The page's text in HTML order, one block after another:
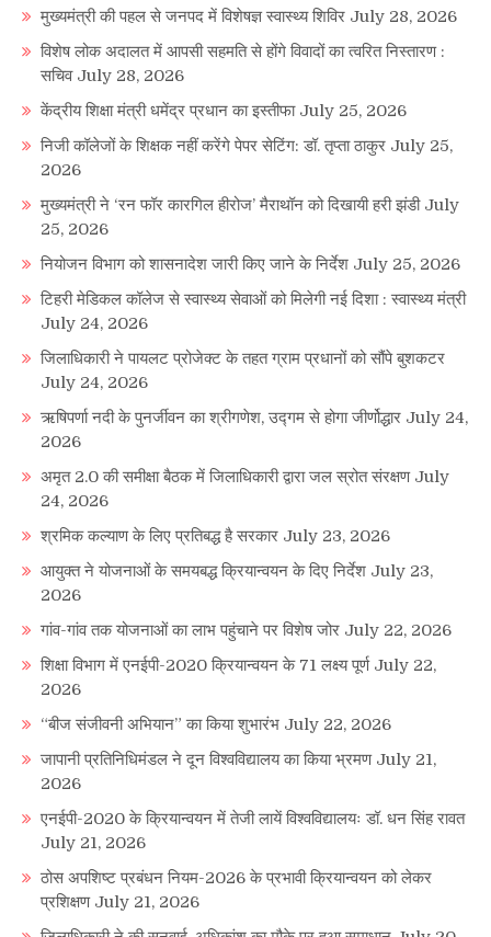
मुख्यमंत्री की पहल से जनपद में विशेषज्ञ स्वास्थ्य शिविर July 28, 2026
विशेष लोक अदालत में आपसी सहमति से होंगे विवादों का त्वरित निस्तारण :
सचिव July 28, 2026
केंद्रीय शिक्षा मंत्री धमेंद्र प्रधान का इस्तीफा July 25, 2026
निजी कॉलेजों के शिक्षक नहीं करेंगे पेपर सेटिंग: डॉ. तृप्ता ठाकुर July 25,
2026
मुख्यमंत्री ने ‘रन फॉर कारगिल हीरोज’ मैराथॉन को दिखायी हरी झंडी July
25, 2026
नियोजन विभाग को शासनादेश जारी किए जाने के निर्देश July 25, 2026
टिहरी मेडिकल कॉलेज से स्वास्थ्य सेवाओं को मिलेगी नई दिशा : स्वास्थ्य मंत्री
July 24, 2026
जिलाधिकारी ने पायलट प्रोजेक्ट के तहत ग्राम प्रधानों को सौंपे बुशकटर
July 24, 2026
ऋषिपर्णा नदी के पुनर्जीवन का श्रीगणेश, उद्गम से होगा जीर्णोद्धार July 24,
2026
अमृत 2.0 की समीक्षा बैठक में जिलाधिकारी द्वारा जल स्रोत संरक्षण July
24, 2026
श्रमिक कल्याण के लिए प्रतिबद्ध है सरकार July 23, 2026
आयुक्त ने योजनाओं के समयबद्ध क्रियान्वयन के दिए निर्देश July 23,
2026
गांव-गांव तक योजनाओं का लाभ पहुंचाने पर विशेष जोर July 22, 2026
शिक्षा विभाग में एनईपी-2020 क्रियान्वयन के 71 लक्ष्य पूर्ण July 22,
2026
“बीज संजीवनी अभियान” का किया शुभारंभ July 22, 2026
जापानी प्रतिनिधिमंडल ने दून विश्वविद्यालय का किया भ्रमण July 21,
2026
एनईपी-2020 के क्रियान्वयन में तेजी लायें विश्वविद्यालयः डॉ. धन सिंह रावत
July 21, 2026
ठोस अपशिष्ट प्रबंधन नियम-2026 के प्रभावी क्रियान्वयन को लेकर
प्रशिक्षण July 21, 2026